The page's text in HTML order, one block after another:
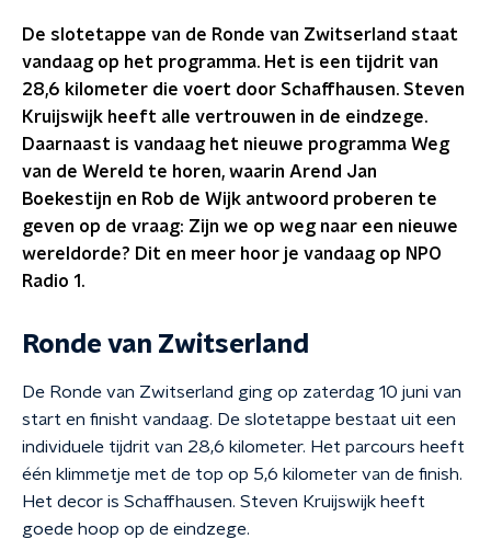
De slotetappe van de Ronde van Zwitserland staat
vandaag op het programma. Het is een tijdrit van
28,6 kilometer die voert door Schaffhausen. Steven
Kruijswijk heeft alle vertrouwen in de eindzege.
Daarnaast is vandaag het nieuwe programma Weg
van de Wereld te horen, waarin Arend Jan
Boekestijn en Rob de Wijk antwoord proberen te
geven op de vraag: Zijn we op weg naar een nieuwe
wereldorde? Dit en meer hoor je vandaag op NPO
Radio 1.
Ronde van Zwitserland
De Ronde van Zwitserland ging op zaterdag 10 juni van
start en finisht vandaag. De slotetappe bestaat uit een
individuele tijdrit van 28,6 kilometer. Het parcours heeft
één klimmetje met de top op 5,6 kilometer van de finish.
Het decor is Schaffhausen. Steven Kruijswijk heeft
goede hoop op de eindzege.